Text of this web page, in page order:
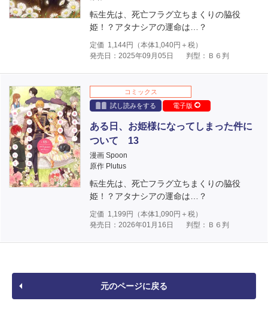
転生先は、死亡フラグ立ちまくりの脇役
姫！？アタナシアの運命は…？
定価 1,144円（本体1,040円＋税）
発売日：2025年09月05日
判型：Ｂ６判
コミックス
試し読みをする
電子版
ある日、お姫様になってしまった件に
ついて 13
漫画 Spoon
原作 Plutus
転生先は、死亡フラグ立ちまくりの脇役
姫！？アタナシアの運命は…？
定価 1,199 円（本体1,090円＋税）
発売日：2026年01月16日
判型：Ｂ６判
元のページに戻る